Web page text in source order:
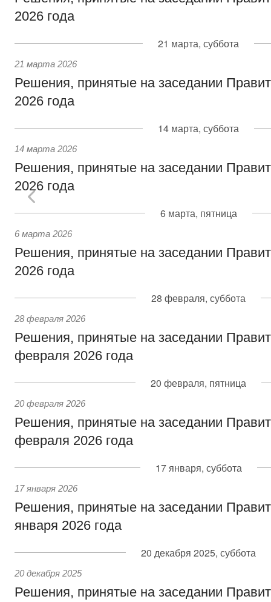
2026 года
21 марта, суббота
21 марта 2026
Решения, принятые на заседании
2026 года
14 марта, суббота
14 марта 2026
Решения, принятые на заседании
2026 года
6 марта, пятница
6 марта 2026
Решения, принятые на заседании
2026 года
28 февраля, суббота
28 февраля 2026
Решения, принятые на заседании
февраля 2026 года
20 февраля, пятница
20 февраля 2026
Решения, принятые на заседании
февраля 2026 года
17 января, суббота
17 января 2026
Решения, принятые на заседании
января 2026 года
20 декабря 2025, суббота
20 декабря 2025
Решения, принятые на заседании